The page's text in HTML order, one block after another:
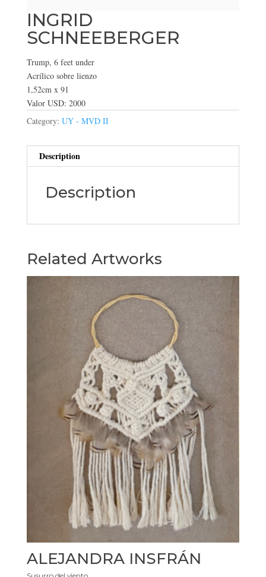
INGRID
SCHNEEBERGER
Trump, 6 feet under
Acrílico sobre lienzo
1,52cm x 91
Valor USD: 2000
Category: UY - MVD II
Description
Description
Related Artworks
ALEJANDRA INSFRÁN